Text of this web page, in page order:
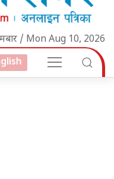
/ Mon Aug 10, 2026